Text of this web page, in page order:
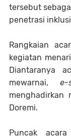
tersebut
penetrasi
Rangkaian
kegiatan
Diantaranya
mewarnai, e-
menghadirkan
Doremi.
Puncak